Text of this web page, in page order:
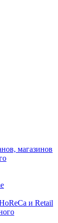
магазинов
и Retail